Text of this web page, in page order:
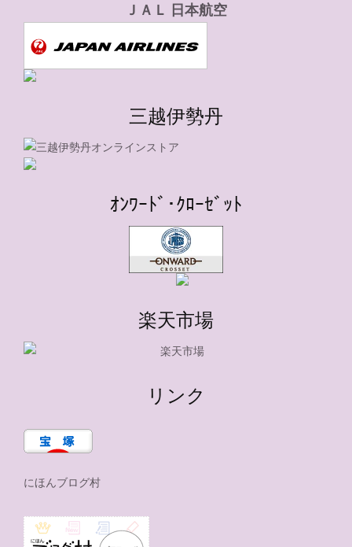
ＪＡＬ 日本航空
三越伊勢丹
ｵﾝﾜｰﾄﾞ･ｸﾛｰｾﾞｯﾄ
楽天市場
リンク
にほんブログ村